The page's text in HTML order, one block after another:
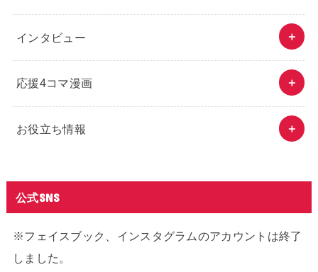
インタビュー
応援4コマ漫画
お役立ち情報
公式SNS
※フェイスブック、インスタグラムのアカウントは終了
しました。